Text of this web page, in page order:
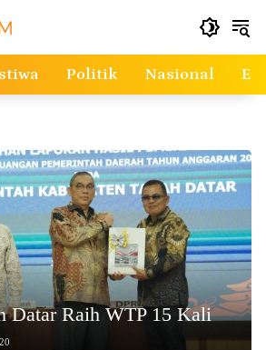
Politik Nasional
Datar Raih WTP 15 Kali